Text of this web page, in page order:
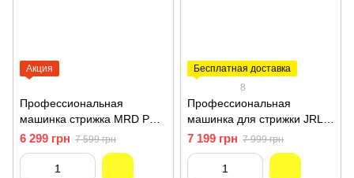
Акция
Профессиональная
машинка стрижка MRD PRO
Smartbrain Black HC-
3969ST-B
6 299 грн 7 599 грн
Бесплатная доставка
8
Профессиональная
машинка для стрижки JRL
Onyx JRL-2020C-B
7 199 грн 7 999 грн